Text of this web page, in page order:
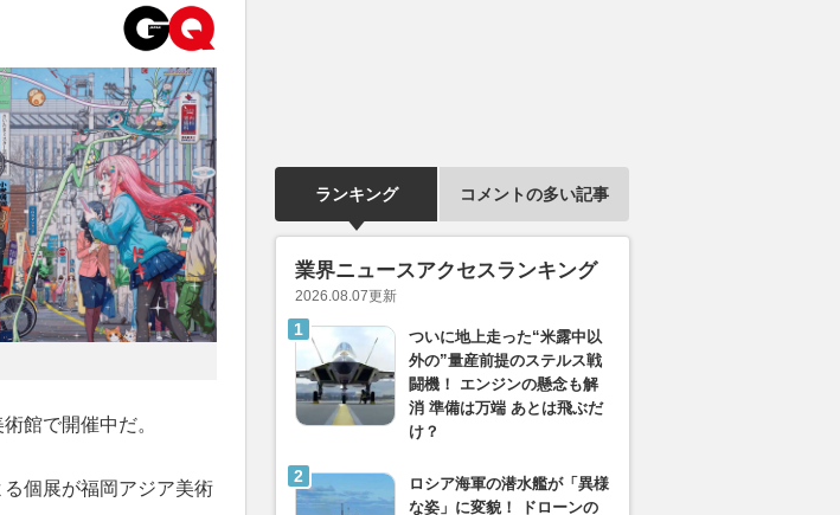
館で開催中だ。
個展が福岡アジア美術
ランキング コメントの多い記事
業界ニュースアクセスランキング
2026.08.07更新
ついに地上走った“米露中以
外の”量産前提のステルス戦
闘機！ エンジンの懸念も解
消 準備は万端 あとは飛ぶだ
け？
ロシア海軍の潜水艦が「異様
な姿」に変貌！ ドローンの